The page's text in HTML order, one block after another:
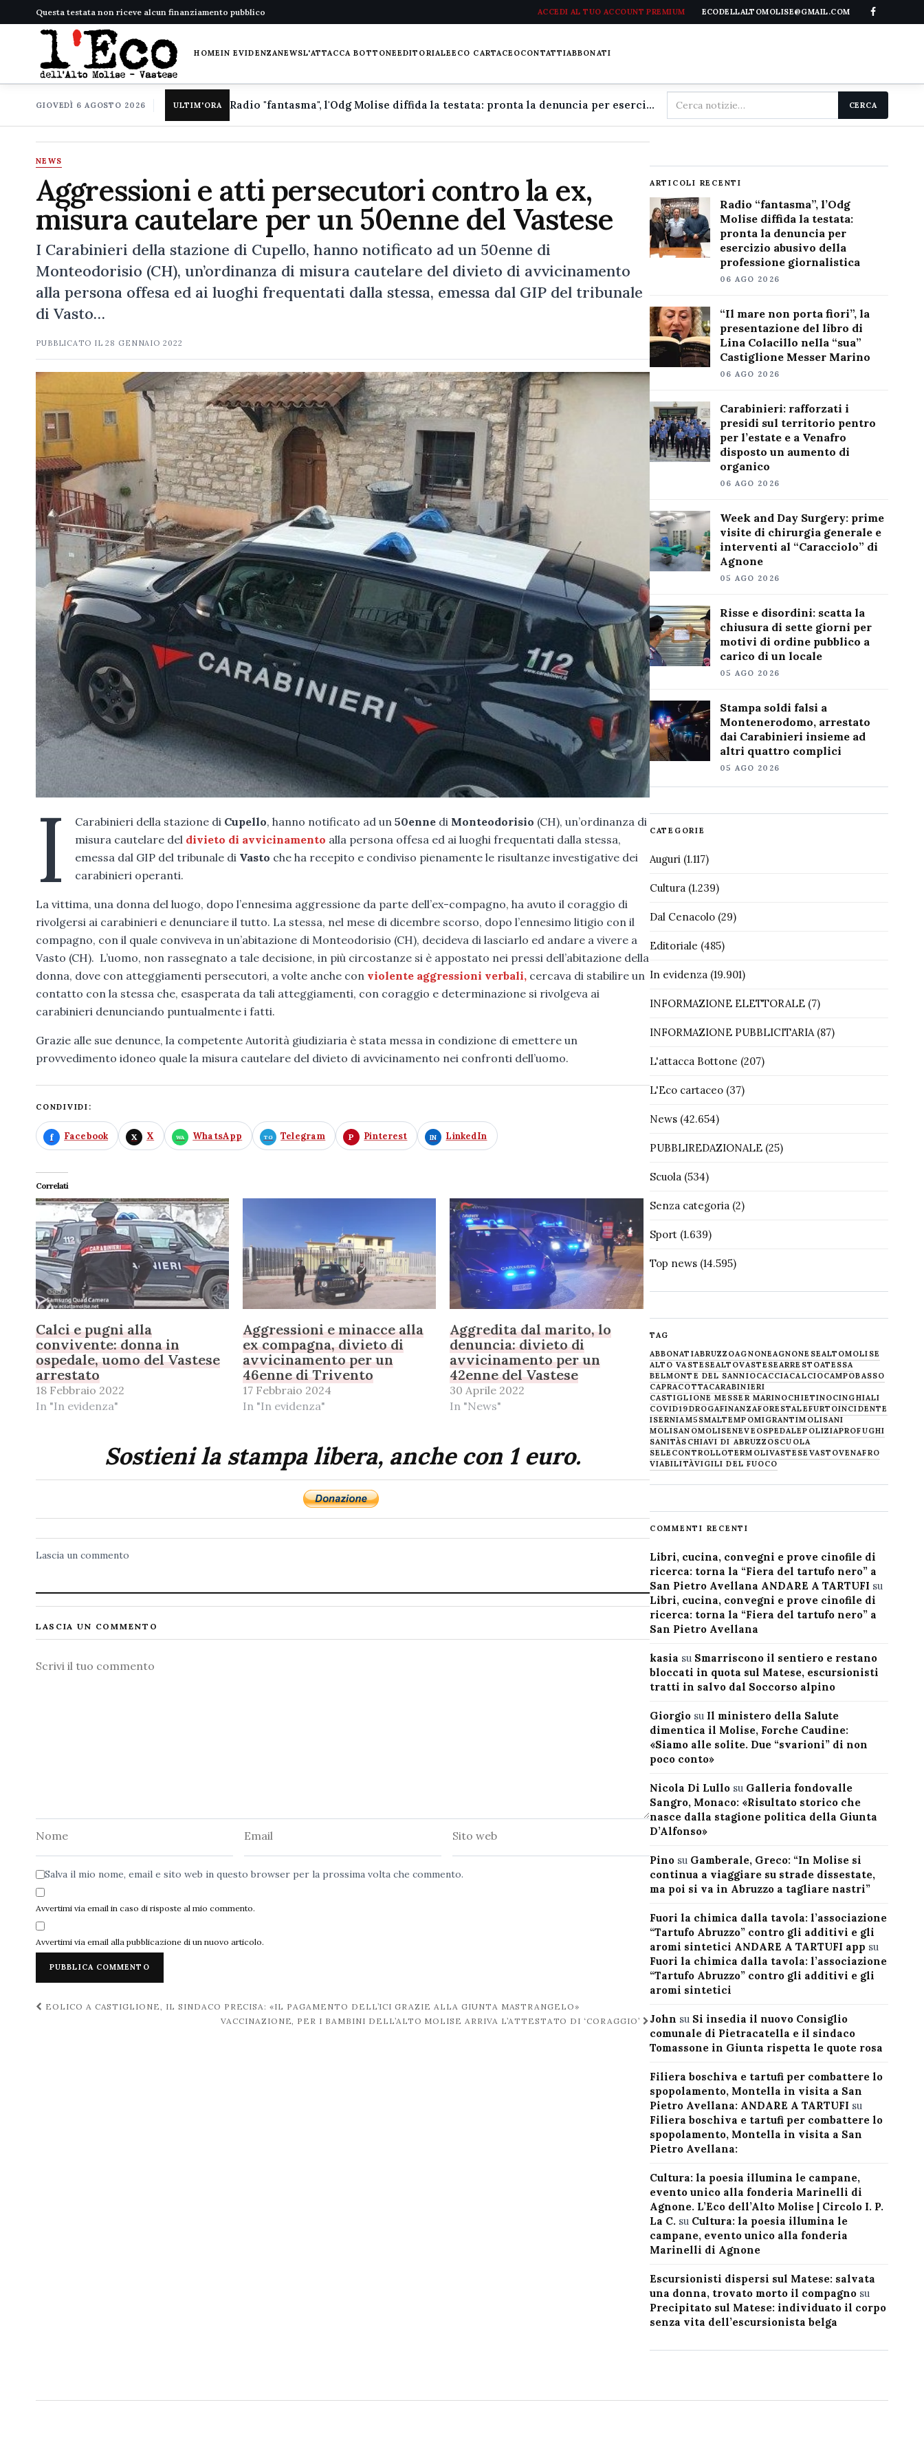
Questa testata non riceve alcun finanziamento pubblico ACCEDI AL TUO ACCOUNT PREMIUM ECODELLALTOMOLISE@GMAIL.COM
HOMEIN EVIDENZANEWSL'ATTACCA BOTTONEEDITORIALEECO CARTACEOCONTATTIABBONATI
GIOVEDÌ 6 AGOSTO 2026 ULTIM'ORA Radio "fantasma", l'Odg Molise diffida la testata: pronta la denuncia per esercizio abusivo della professione giornalistica
Cerca
nel
CERCA
NEWS
Aggressioni e atti persecutori contro la ex,
misura cautelare per un 50enne del Vastese
I Carabinieri della stazione di Cupello, hanno notificato ad un 50enne di
Monteodorisio (CH), un’ordinanza di misura cautelare del divieto di avvicinamento
alla persona offesa ed ai luoghi frequentati dalla stessa, emessa dal GIP del tribunale
di Vasto…
PUBBLICATO IL28 GENNAIO 2022
I Carabinieri della stazione di Cupello, hanno notificato ad un50enne di Monteodorisio (CH), un’ordinanza di
misura cautelare del divieto di avvicinamento alla persona offesa ed ai luoghi frequentati dalla stessa,
emessa dal GIP del tribunale di Vasto che ha recepito e condiviso pienamente le risultanze investigative dei
carabinieri operanti.
La vittima, una donna del luogo, dopo l’ennesima aggressione da parte dell’ex-compagno, ha avuto il coraggio di
rivolgersi ai carabinieri e denunciare il tutto. La stessa, nel mese di dicembre scorso, dopo l’ennesimo litigio con il
compagno, con il quale conviveva in un’abitazione di Monteodorisio (CH), decideva di lasciarlo ed andare a vivere a
Vasto (CH). L’uomo, non rassegnato a tale decisione, in più circostanze si è appostato nei pressi dell’abitazione della
donna, dove con atteggiamenti persecutori, a volte anche con violente aggressioni verbali, cercava di stabilire un
contatto con la stessa che, esasperata da tali atteggiamenti, con coraggio e determinazione si rivolgeva ai
carabinieri denunciando puntualmente i fatti.
Grazie alle sue denunce, la competente Autorità giudiziaria è stata messa in condizione di emettere un
provvedimento idoneo quale la misura cautelare del divieto di avvicinamento nei confronti dell’uomo.
CONDIVIDI:
Facebook X WhatsApp Telegram Pinterest LinkedIn
Correlati
Calci e pugni alla
convivente: donna in
ospedale, uomo del Vastese
arrestato
18 Febbraio 2022
In "In evidenza"
Aggressioni e minacce alla
ex compagna, divieto di
avvicinamento per un
46enne di Trivento
17 Febbraio 2024
In "In evidenza"
Aggredita dal marito, lo
denuncia: divieto di
avvicinamento per un
42enne del Vastese
30 Aprile 2022
In "News"
Sostieni la stampa libera, anche con 1 euro.
Lascia un commento
LASCIA UN COMMENTO
Commento
Salva il mio nome, email e sito web in questo browser per la prossima volta che commento.
Avvertimi via email in caso di risposte al mio commento.
Avvertimi via email alla pubblicazione di un nuovo articolo.
Navigazione
EOLICO A CASTIGLIONE, IL SINDACO PRECISA: «IL PAGAMENTO DELL’ICI GRAZIE ALLA GIUNTA MASTRANGELO»
VACCINAZIONE, PER I BAMBINI DELL’ALTO MOLISE ARRIVA L’ATTESTATO DI ‘CORAGGIO’
ARTICOLI RECENTI
Radio “fantasma”, l’Odg
Molise diffida la testata:
pronta la denuncia per
esercizio abusivo della
professione giornalistica
06 AGO 2026
“Il mare non porta fiori”, la
presentazione del libro di
Lina Colacillo nella “sua”
Castiglione Messer Marino
06 AGO 2026
Carabinieri: rafforzati i
presidi sul territorio pentro
per l’estate e a Venafro
disposto un aumento di
organico
06 AGO 2026
Week and Day Surgery: prime
visite di chirurgia generale e
interventi al “Caracciolo” di
Agnone
05 AGO 2026
Risse e disordini: scatta la
chiusura di sette giorni per
motivi di ordine pubblico a
carico di un locale
05 AGO 2026
Stampa soldi falsi a
Montenerodomo, arrestato
dai Carabinieri insieme ad
altri quattro complici
05 AGO 2026
CATEGORIE
Auguri(1.117)
Cultura(1.239)
Dal Cenacolo(29)
Editoriale (485)
In evidenza(19.901)
INFORMAZIONE ELETTORALE(7)
INFORMAZIONE PUBBLICITARIA(87)
L'attacca Bottone (207)
L'Eco cartaceo(37)
News(42.654)
PUBBLIREDAZIONALE(25)
Scuola(534)
Senza categoria(2)
Sport(1.639)
Top news(14.595)
TAG
ABBONATIABRUZZOAGNONEAGNONESEALTOMOLISE
ALTO VASTESEALTOVASTESEARRESTOATESSA
BELMONTE DEL SANNIOCACCIACALCIOCAMPOBASSO
CAPRACOTTACARABINIERI
CASTIGLIONE MESSER MARINOCHIETINOCINGHIALI
COVID19DROGAFINANZAFORESTALEFURTOINCIDENTE
ISERNIAM5SMALTEMPOMIGRANTIMOLISANI
MOLISANOMOLISENEVE OSPEDALEPOLIZIAPROFUGHI
SANITÀSCHIAVI DI ABRUZZOSCUOLA
SELECONTROLLOTERMOLIVASTESE VASTOVENAFRO
VIABILITÀVIGILI DEL FUOCO
COMMENTI RECENTI
Libri, cucina, convegni e prove cinofile di
ricerca: torna la “Fiera del tartufo nero” a
San Pietro Avellana ANDARE A TARTUFI su
Libri, cucina, convegni e prove cinofile di
ricerca: torna la “Fiera del tartufo nero” a
San Pietro Avellana
kasia su Smarriscono il sentiero e restano
bloccati in quota sul Matese, escursionisti
tratti in salvo dal Soccorso alpino
Giorgiosu Il ministero della Salute
dimentica il Molise, Forche Caudine:
«Siamo alle solite. Due “svarioni” di non
poco conto»
Nicola Di Lullosu Galleria fondovalle
Sangro, Monaco: «Risultato storico che
nasce dalla stagione politica della Giunta
D’Alfonso»
Pinosu Gamberale, Greco: “In Molise si
continua a viaggiare su strade dissestate,
ma poi si va in Abruzzo a tagliare nastri”
Fuori la chimica dalla tavola: l’associazione
“Tartufo Abruzzo” contro gli additivi e gli
aromi sintetici ANDARE A TARTUFI app su
Fuori la chimica dalla tavola: l’associazione
“Tartufo Abruzzo” contro gli additivi e gli
aromi sintetici
John su Si insedia il nuovo Consiglio
comunale di Pietracatella e il sindaco
Tomassone in Giunta rispetta le quote rosa
Filiera boschiva e tartufi per combattere lo
spopolamento, Montella in visita a San
Pietro Avellana: ANDARE A TARTUFI su
Filiera boschiva e tartufi per combattere lo
spopolamento, Montella in visita a San
Pietro Avellana:
Cultura: la poesia illumina le campane,
evento unico alla fonderia Marinelli di
Agnone. L’Eco dell’Alto Molise | Circolo I. P.
La C. su Cultura: la poesia illumina le
campane, evento unico alla fonderia
Marinelli di Agnone
Escursionisti dispersi sul Matese: salvata
una donna, trovato morto il compagnosu
Precipitato sul Matese: individuato il corpo
senza vita dell’escursionista belga